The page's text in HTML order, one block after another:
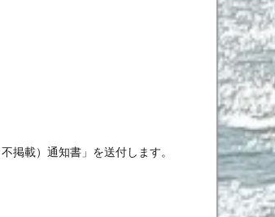
掲載）通知書」を送付します。